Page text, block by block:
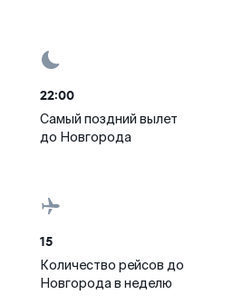
22:00
Самый поздний вылет
до Новгорода
15
Количество рейсов до
Новгорода в неделю